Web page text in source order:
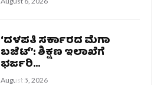
‘ದಳಪತಿ ಸರ್ಕಾರದ ಮೆಗಾ
ಬಜೆಟ್’: ಶಿಕ್ಷಣ ಇಲಾಖೆಗೆ
ಭರ್ಜರಿ...
August 5, 2026